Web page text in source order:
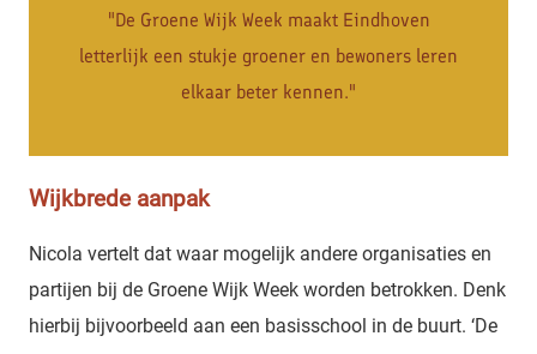
"De Groene Wijk Week maakt Eindhoven
letterlijk een stukje groener en bewoners leren
elkaar beter kennen."
Wijkbrede aanpak
Nicola vertelt dat waar mogelijk andere organisaties en
partijen bij de Groene Wijk Week worden betrokken. Denk
hierbij bijvoorbeeld aan een basisschool in de buurt. ‘De